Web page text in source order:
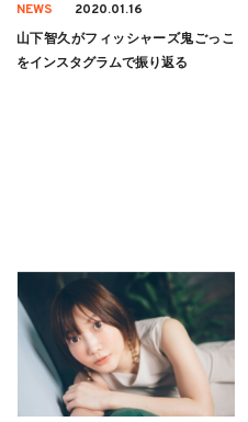
NEWS 2020.01.16
山下智久がフィッシャーズ鬼ごっこ
をインスタグラムで振り返る